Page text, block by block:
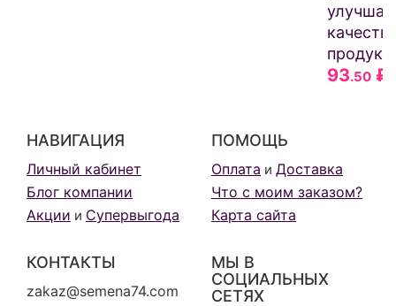
93.50 ₽
НАВИГАЦИЯ
Личный кабинет
Блог компании
Акции и Супервыгода
ПОМОЩЬ
Оплата и Доставка
Что с моим заказом?
Карта сайта
КОНТАКТЫ
zakaz@semena74.com
МЫ В
СОЦИАЛЬНЫХ
СЕТЯХ